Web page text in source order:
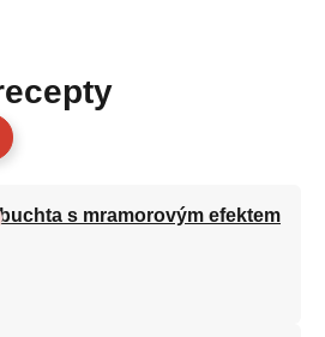
s mramorovým efektem